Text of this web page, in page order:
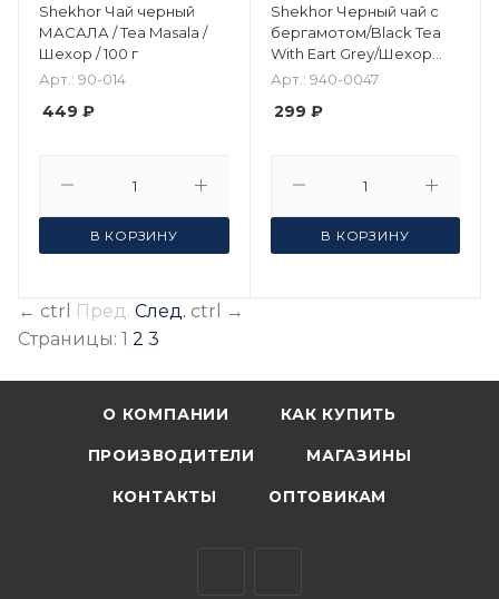
Shekhor Чай черный
МАСАЛА / Tea Masala /
Шехор / 100 г
Арт.: 90-014
449 ₽
В КОРЗИНУ
Shekhor Черный чай с
бергамотом/Black Tea
With Eart Grey/Шехор
/100 гр
Арт.: 940-0047
299 ₽
В КОРЗИНУ
← ctrl Пред. След. ctrl
→
Страницы: 1 2 3
О КОМПАНИИ КАК КУПИТЬ
ПРОИЗВОДИТЕЛИ МАГАЗИНЫ
КОНТАКТЫ ОПТОВИКАМ